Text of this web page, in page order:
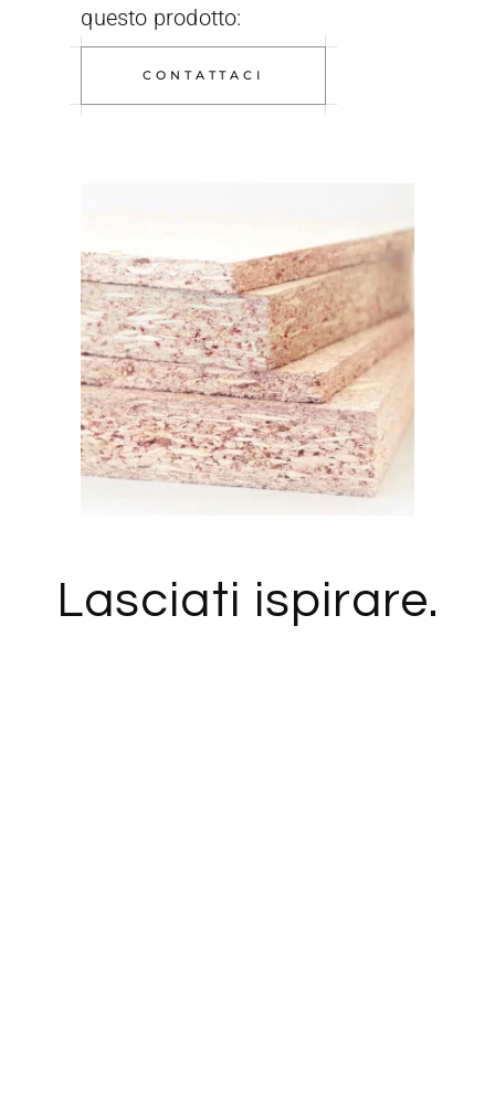
questo prodotto:
CONTATTACI
Lasciati ispirare.